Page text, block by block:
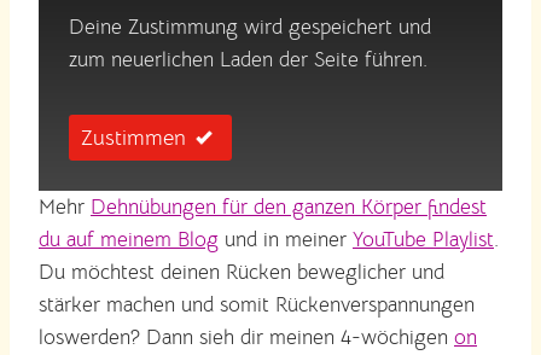
Deine Zustimmung wird gespeichert und
zum neuerlichen Laden der Seite führen.
Zustimmen
Mehr Dehnübungen für den ganzen Körper findest
du auf meinem Blog und in meiner YouTube Playlist.
Du möchtest deinen Rücken beweglicher und
stärker machen und somit Rückenverspannungen
loswerden? Dann sieh dir meinen 4-wöchigen on